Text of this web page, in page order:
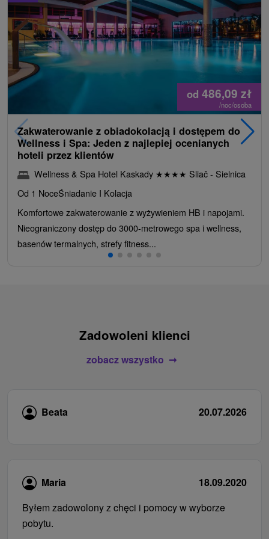
od 486,09 zł
/noc/osoba
Zakwaterowanie z obiadokolacją i dostępem do
Wellness i Spa: Jeden z najlepiej ocenianych
hoteli przez klientów
Wellness & Spa Hotel Kaskady ★★★★ Sliač - Sielnica
Od 1 NoceŚniadanie I Kolacja
Komfortowe zakwaterowanie z wyżywieniem HB i napojami.
Nieograniczony dostęp do 3000-metrowego spa i wellness,
basenów termalnych, strefy fitness...
Zadowoleni klienci
zobacz wszystko
Beata 20.07.2026
Maria
18.09.2020
Byłem zadowolony z chęci i pomocy w wyborze
pobytu.